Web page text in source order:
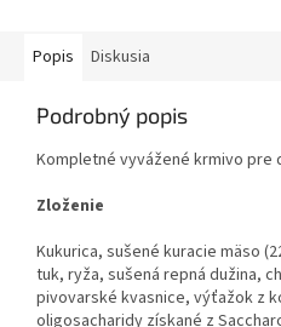
Popis Diskusia
Podrobný popis
Kompletné vyvážené krmivo pre
Zloženie
Kukurica, sušené kuracie mäso
tuk, ryža, sušená repná dužina,
pivovarské kvasnice, výťažok z
oligosacharidy získané z